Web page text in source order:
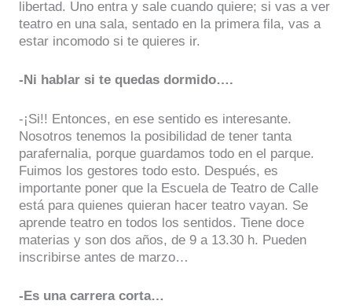
libertad. Uno entra y sale cuando quiere; si vas a ver
teatro en una sala, sentado en la primera fila, vas a
estar incomodo si te quieres ir.
-Ni hablar si te quedas dormido….
-¡Si!! Entonces, en ese sentido es interesante.
Nosotros tenemos la posibilidad de tener tanta
parafernalia, porque guardamos todo en el parque.
Fuimos los gestores todo esto. Después, es
importante poner que la Escuela de Teatro de Calle
está para quienes quieran hacer teatro vayan. Se
aprende teatro en todos los sentidos. Tiene doce
materias y son dos años, de 9 a 13.30 h. Pueden
inscribirse antes de marzo…
-Es una carrera corta…